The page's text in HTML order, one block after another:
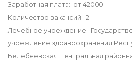
Заработная плата: от 42000
Количество вакансий: 2
Лечебное учреждение:
учреждение здравоохранения
Белебеевская Центральная